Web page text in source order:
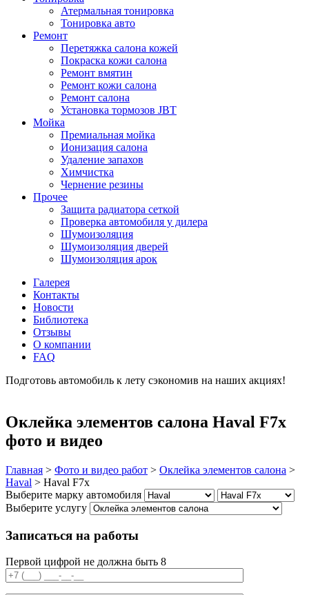
Атермальная тонировка
Тонировка авто
Ремонт
Перетяжка салона кожей
Покраска кожи салона
Ремонт вмятин
Ремонт кожи салона
Ремонт салона
Установка тормозов JBT
Мойка
Премиальная мойка
Ионизация салона
Удаление запахов
Химчистка
Чернение резины
Прочее
Защита радиатора сеткой
Проверка автомобиля у дилера
Шумоизоляция
Шумоизоляция дверей
Шумоизоляция арок
Галерея
Контакты
Новости
Библиотека
Отзывы
О компании
FAQ
Подготовь автомобиль к лету сэкономив на наших акциях!
Оклейка элементов салона Haval F7x
фото и видео
Главная > Фото и видео работ > Оклейка элементов салона >
Haval > Haval F7x
Выберите марку автомобиля
Выберите услугу
Записаться на работы
Первой цифрой не должна быть 8